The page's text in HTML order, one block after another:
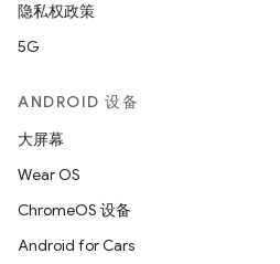
隐私权政策
5G
ANDROID 设备
大屏幕
Wear OS
ChromeOS 设备
Android for Cars